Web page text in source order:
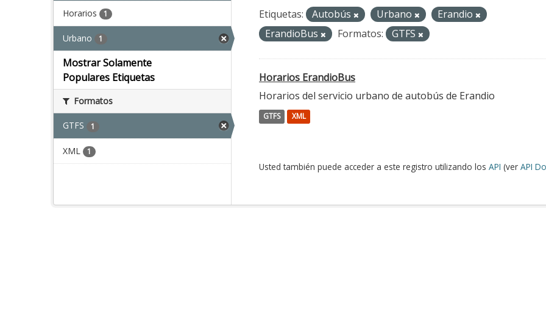
Horarios 1
Urbano 1
Mostrar Solamente
Populares Etiquetas
Formatos
GTFS 1
XML 1
Etiquetas: Autobús Urbano
Erandio
ErandioBus
Formatos: GTFS
Horarios ErandioBus
Horarios del servicio urbano de autobús de Erandio
GTFS XML
Usted también puede acceder a este registro utilizando los API (ver API